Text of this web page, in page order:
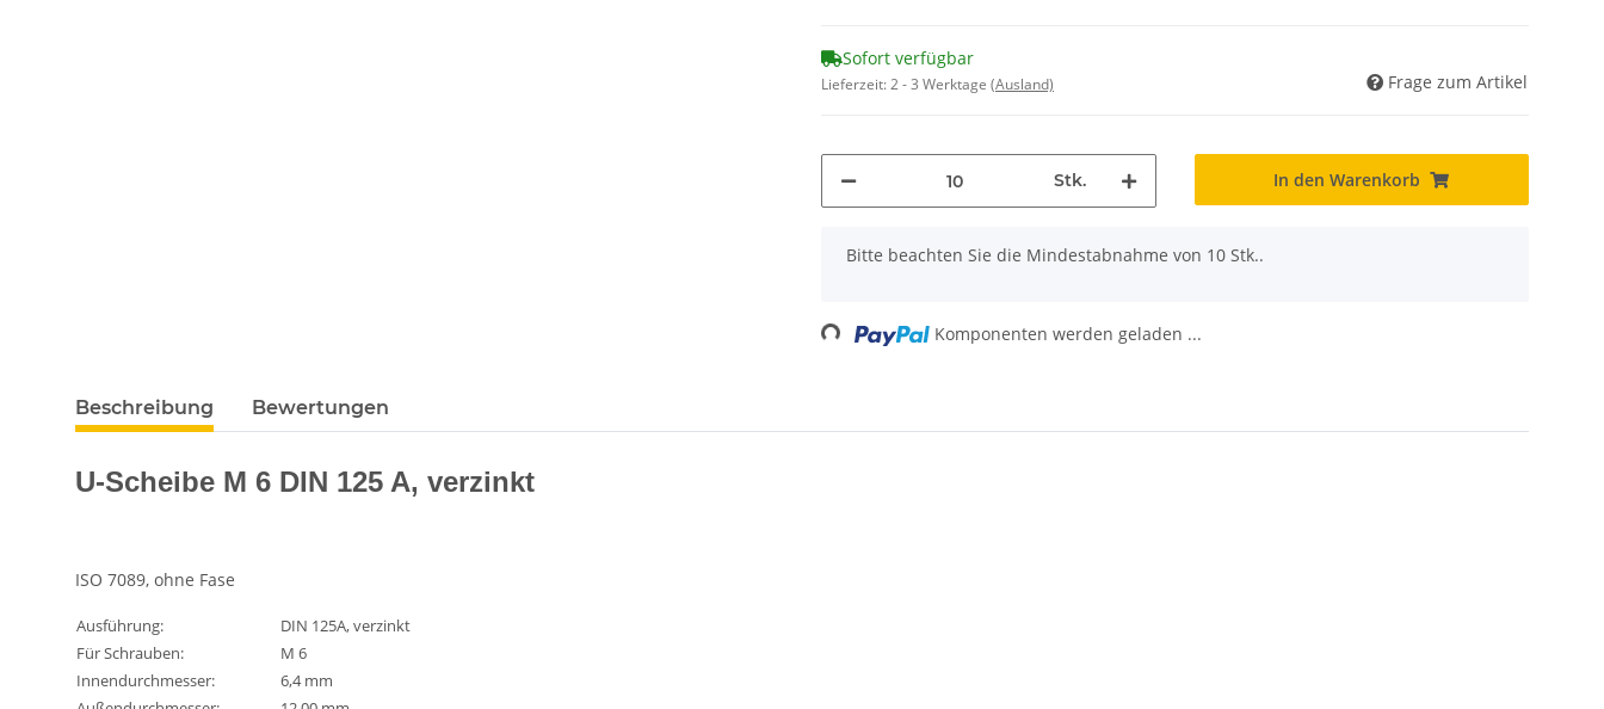
Sofort verfügbar
Lieferzeit:2 - 3 Werktage (Ausland) Frage zum Artikel
Stk. In den Warenkorb
x
Bitte beachten Sie die Mindestabnahme von 10 Stk..
Loading... Komponenten werden geladen ...
Beschreibung Bewertungen
U-Scheibe M 6 DIN 125 A, verzinkt
ISO 7089, ohne Fase
Ausführung:
DIN 125A, verzinkt
Für Schrauben:
M 6
Innendurchmesser:
6,4 mm